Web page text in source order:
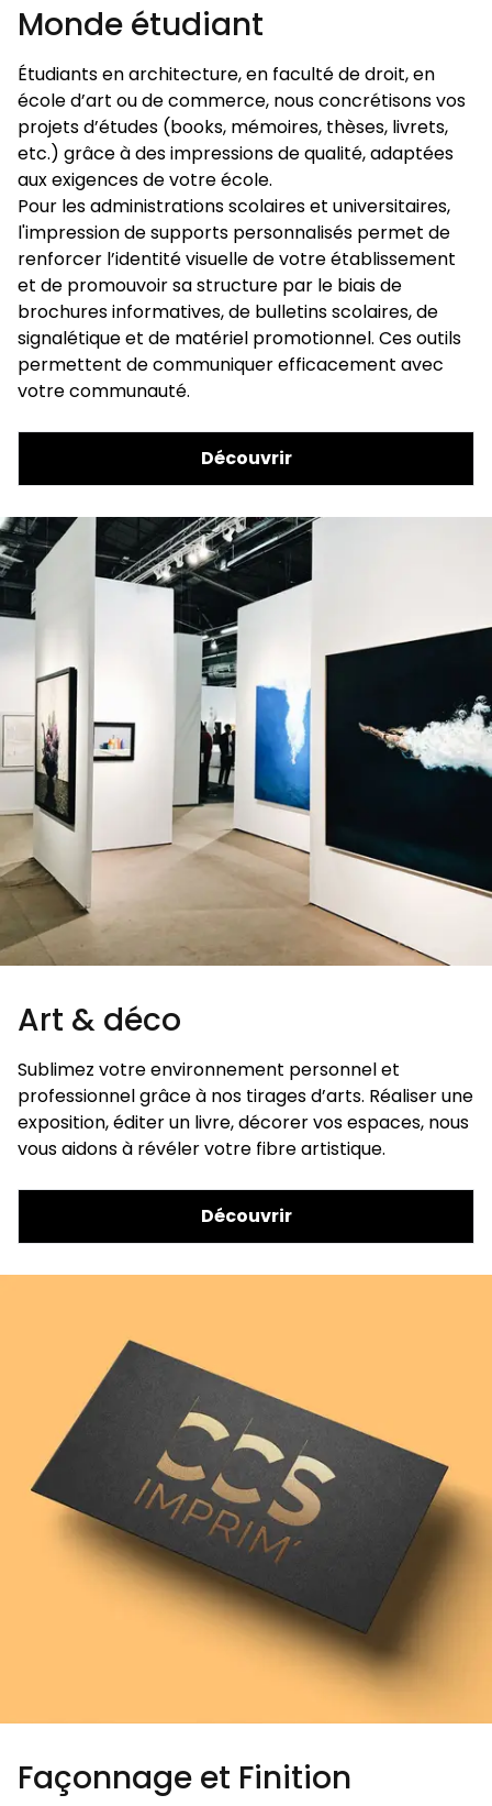
Monde étudiant
Étudiants en architecture, en faculté de droit, en
école d’art ou de commerce, nous concrétisons vos
projets d’études (books, mémoires, thèses, livrets,
etc.) grâce à des impressions de qualité, adaptées
aux exigences de votre école.
Pour les administrations scolaires et universitaires,
l'impression de supports personnalisés permet de
renforcer l’identité visuelle de votre établissement
et de promouvoir sa structure par le biais de
brochures informatives, de bulletins scolaires, de
signalétique et de matériel promotionnel. Ces outils
permettent de communiquer efficacement avec
votre communauté.
Découvrir
Art & déco
Sublimez votre environnement personnel et
professionnel grâce à nos tirages d’arts. Réaliser une
exposition, éditer un livre, décorer vos espaces, nous
vous aidons à révéler votre fibre artistique.
Découvrir
Façonnage et Finition